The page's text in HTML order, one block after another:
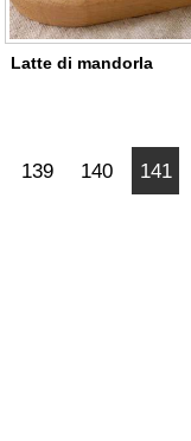
Latte di mandorla
139 140 141